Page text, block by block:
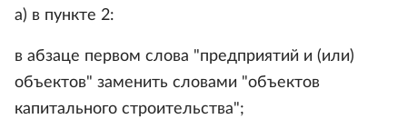
а) в пункте 2:
в абзаце первом слова "предприятий и (или)
объектов" заменить словами "объектов
капитального строительства";